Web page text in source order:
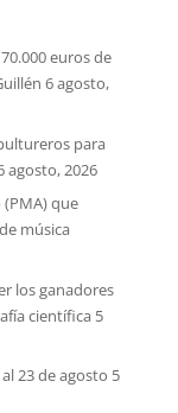
euros de
6 agosto,
para
agosto, 2026
que
música
los ganadores
científica 5
23 de agosto 5